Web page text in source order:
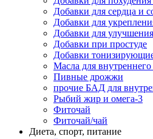
Добавки для сердца и
Добавки для
Добавки для
Добавки при простуде
Добавки
Масла для
Пивные дрожжи
прочие БАД для
Рыбий жир и омега-3
Фиточай
Фиточай/чай
Диета, спорт, питание